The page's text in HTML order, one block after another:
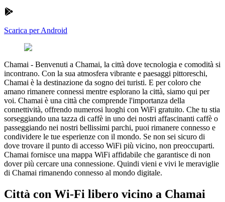
Scarica per Android
Chamai - Benvenuti a Chamai, la città dove tecnologia e comodità si
incontrano. Con la sua atmosfera vibrante e paesaggi pittoreschi,
Chamai è la destinazione da sogno dei turisti. E per coloro che
amano rimanere connessi mentre esplorano la città, siamo qui per
voi. Chamai è una città che comprende l'importanza della
connettività, offrendo numerosi luoghi con WiFi gratuito. Che tu stia
sorseggiando una tazza di caffè in uno dei nostri affascinanti caffè o
passeggiando nei nostri bellissimi parchi, puoi rimanere connesso e
condividere le tue esperienze con il mondo. Se non sei sicuro di
dove trovare il punto di accesso WiFi più vicino, non preoccuparti.
Chamai fornisce una mappa WiFi affidabile che garantisce di non
dover più cercare una connessione. Quindi vieni e vivi le meraviglie
di Chamai rimanendo connesso al mondo digitale.
Città con Wi-Fi libero vicino a Chamai